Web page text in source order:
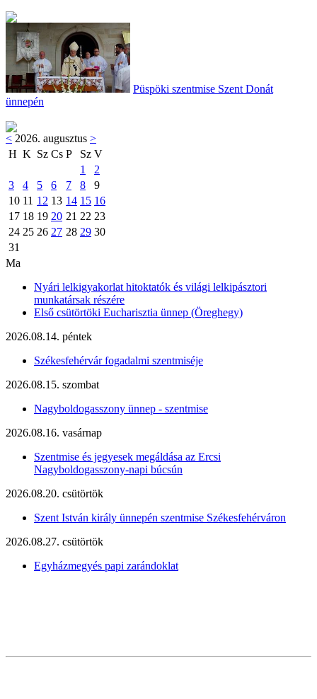
Püspöki szentmise Szent Donát
ünnepén
< 2026. augusztus >
H K Sz Cs P Sz V
1
2
3
4 5 6 7 8
9
10 11 12 13 14 15 16
17 18 19 20 21 22 23
24 25 26 27 28 29 30
31
Ma
Nyári lelkigyakorlat hitoktatók és világi lelkipásztori
munkatársak részére
Első csütörtöki Eucharisztia ünnep (Öreghegy)
2026.08.14. péntek
Székesfehérvár fogadalmi szentmiséje
2026.08.15. szombat
Nagyboldogasszony ünnep - szentmise
2026.08.16. vasárnap
Szentmise és jegyesek megáldása az Ercsi
Nagyboldogasszony-napi búcsún
2026.08.20. csütörtök
Szent István király ünnepén szentmise Székesfehérváron
2026.08.27. csütörtök
Egyházmegyés papi zarándoklat